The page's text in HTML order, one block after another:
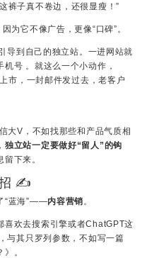
裤子真不卷边，还很显瘦！”
因为它不像广告，更像“口碑”。
导到自己的独立站。一进网站就
号 。就这么一个小动作，
市，一封邮件发过去，老客户
大V，不如找那些和产品气质相
独立站一定要做好“留人”的钩
下来。
招 ✍️
“蓝海”——内容营销。
喜欢去搜索引擎或者ChatGPT这
与其只罗列参数，不如写一篇
。